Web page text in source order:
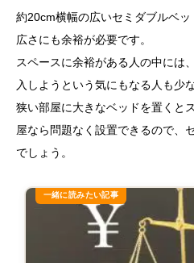
約20cm横幅の広いセミダブルベ
広さにも余裕が必要です。
スペースに余裕がある人の中には
入しようという気にもなる人も少
狭い部屋に大きなベッドを置くと
屋なら問題なく設置できるので、
でしょう。